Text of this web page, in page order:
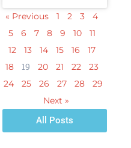
« Previous 1 2 3
4
5
6 7 8 9 10
11
12
13 14 15 16
17
18
19 20 21 22
23
24
25 26 27 28
29
Next »
All Posts